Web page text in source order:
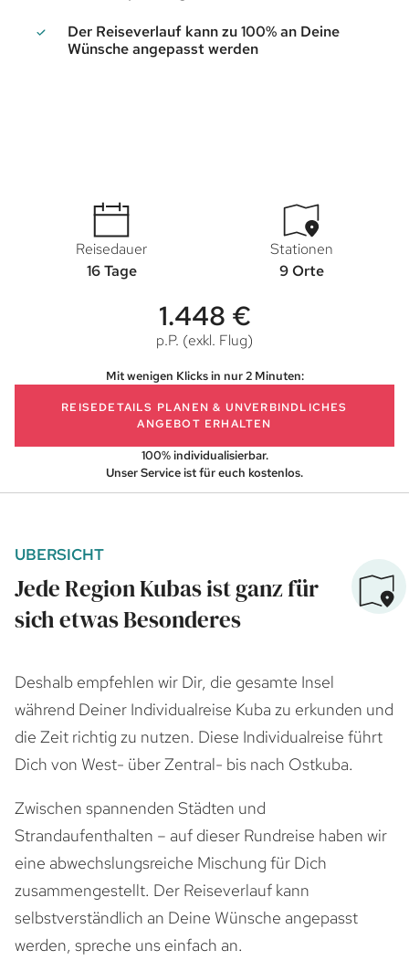
Der Reiseverlauf kann zu 100% an Deine
Wünsche angepasst werden
Reisedauer
16 Tage
Stationen
9 Orte
1.448 €
p.P. (exkl. Flug)
Mit wenigen Klicks in nur 2 Minuten:
REISEDETAILS PLANEN& UNVERBINDLICHES
ANGEBOT ERHALTEN
100% individualisierbar.
Unser Service ist für euch kostenlos.
UBERSICHT
Jede Region Kubas ist ganz für
sich etwas Besonderes
Deshalb empfehlen wir Dir, die gesamte Insel
während Deiner Individualreise Kuba zu erkunden und
die Zeit richtig zu nutzen. Diese Individualreise führt
Dich von West- über Zentral- bis nach Ostkuba.
Zwischen spannenden Städten und
Strandaufenthalten – auf dieser Rundreise haben wir
eine abwechslungsreiche Mischung für Dich
zusammengestellt. Der Reiseverlauf kann
selbstverständlich an Deine Wünsche angepasst
werden, spreche uns einfach an.